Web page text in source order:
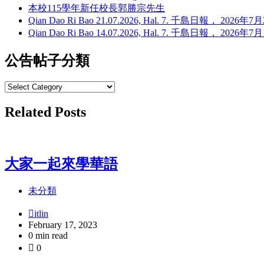
本校115學年新任校長郭勝宗先生
Qian Dao Ri Bao 21.07.2026, Hal. 7. 千島日報， 2026年7
Qian Dao Ri Bao 14.07.2026, Hal. 7. 千島日報， 2026年7
公告帖子分類
Related Posts
大家一起來學華語
未分類
itlin
February 17, 2023
0 min read
0